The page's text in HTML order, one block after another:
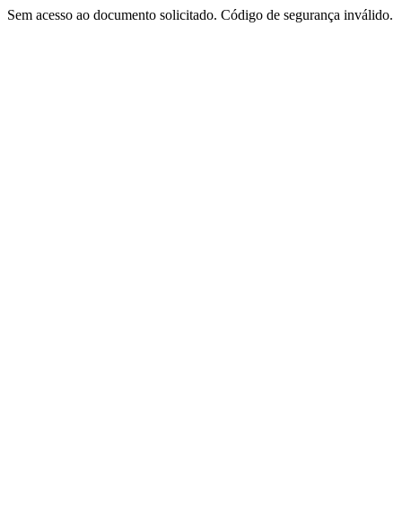
Sem acesso ao documento solicitado. Código de segurança inválido.